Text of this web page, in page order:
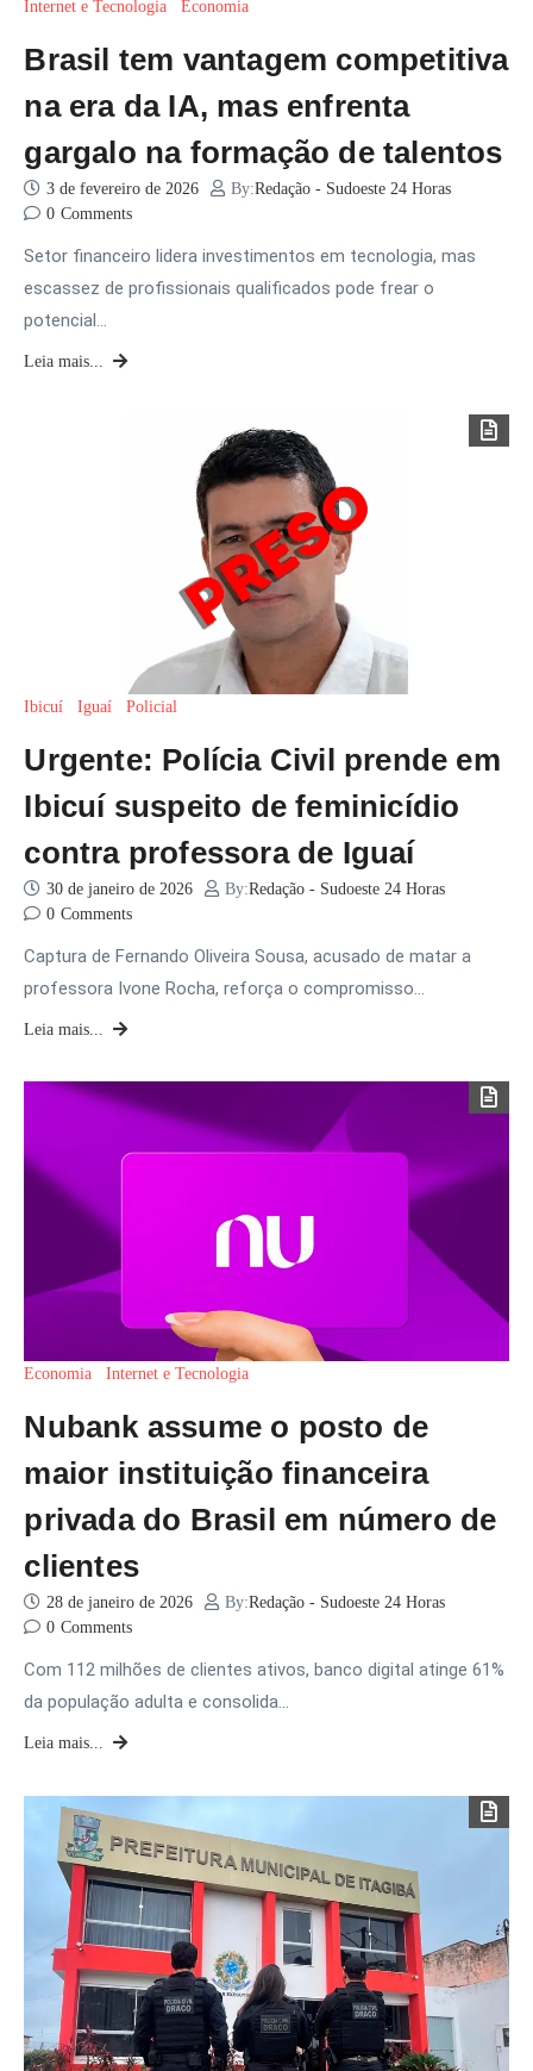
Internet e Tecnologia Economia
Brasil tem vantagem competitiva
na era da IA, mas enfrenta
gargalo na formação de talentos
3 de fevereiro de 2026 By:Redação - Sudoeste 24 Horas
0 Comments
Setor financeiro lidera investimentos em tecnologia, mas
escassez de profissionais qualificados pode frear o
potencial…
Leia mais...
Ibicuí Iguaí Policial
Urgente: Polícia Civil prende em
Ibicuí suspeito de feminicídio
contra professora de Iguaí
30 de janeiro de 2026 By:Redação - Sudoeste 24 Horas
0 Comments
Captura de Fernando Oliveira Sousa, acusado de matar a
professora Ivone Rocha, reforça o compromisso…
Leia mais...
Economia Internet e Tecnologia
Nubank assume o posto de
maior instituição financeira
privada do Brasil em número de
clientes
28 de janeiro de 2026 By:Redação - Sudoeste 24 Horas
0 Comments
Com 112 milhões de clientes ativos, banco digital atinge 61%
da população adulta e consolida…
Leia mais...